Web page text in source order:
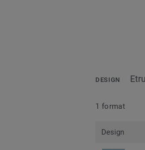
DESIGN
1 format
Design